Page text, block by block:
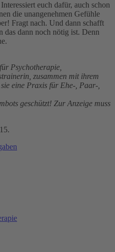
euch dafür, auch schon
die unangenehmen Gefühle
Fragt nach. Und dann schafft
das dann noch nötig ist. Denn
Psychotherapie,
zusammen mit ihrem
eine Praxis für Ehe-, Paar-,
geschützt! Zur Anzeige muss
.